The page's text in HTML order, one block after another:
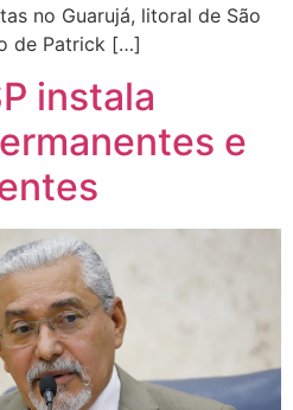
no Guarujá, litoral de São
de Patrick […]
instala
e